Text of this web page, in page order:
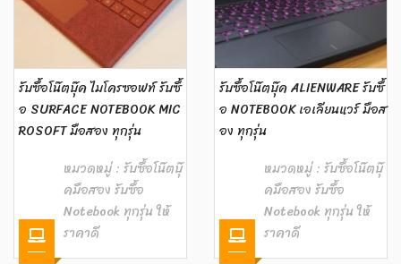
รับซื้อโน๊ตบุ๊ค ไมโครซอฟท์ รับซื้
อ SURFACE NOTEBOOK MIC
ROSOFT มือสอง ทุกรุ่น
หมวดหมู่ : รับซื้อโน๊ตบุ๊
คมือสอง รับซื้อ
Notebook ทุกรุ่น ให้
ราคาดี
รับซื้อโน๊ตบุ๊ค ALIENWARE รับซื้
อ NOTEBOOK เอเลียนแวร์ มือส
อง ทุกรุ่น
หมวดหมู่ : รับซื้อโน๊ตบุ๊
คมือสอง รับซื้อ
Notebook ทุกรุ่น ให้
ราคาดี